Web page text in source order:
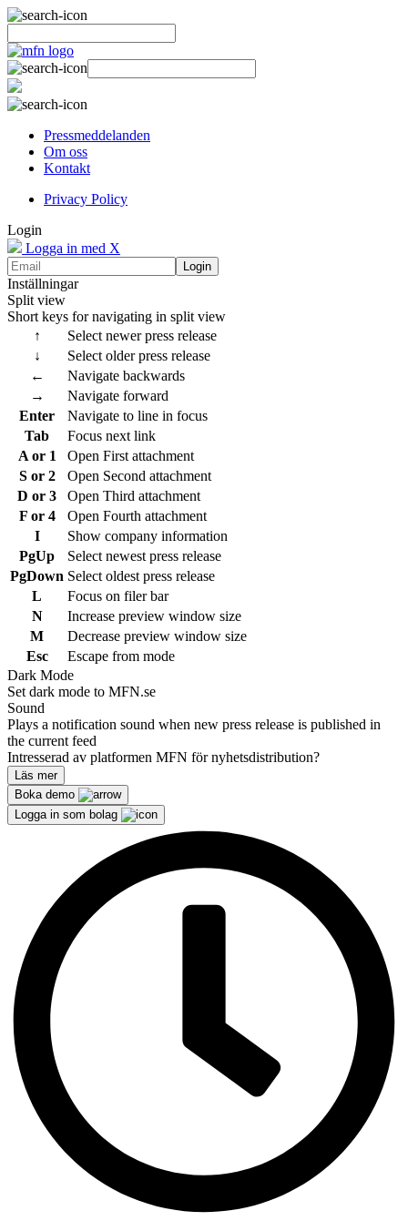
Pressmeddelanden
Om oss
Kontakt
Privacy Policy
Login
Logga in med X
Login
Inställningar
Split view
Short keys for navigating in split view
↑
Select newer press release
↓
Select older press release
←
Navigate backwards
→
Navigate forward
Enter
Navigate to line in focus
Tab
Focus next link
A or 1
Open First attachment
S or 2
Open Second attachment
D or 3
Open Third attachment
F or 4
Open Fourth attachment
I
Show company information
PgUp
Select newest press release
PgDown Select oldest press release
L
Focus on filer bar
N
Increase preview window size
M
Decrease preview window size
Esc
Escape from mode
Dark Mode
Set dark mode to MFN.se
Sound
Plays a notification sound when new press release is published in
the current feed
Intresserad av platformen MFN för nyhetsdistribution?
Läs mer
Boka demo
Logga in som bolag